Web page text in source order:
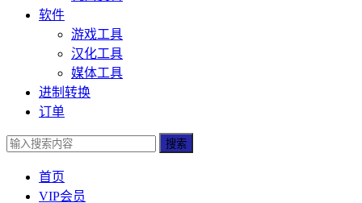
软件
游戏工具
汉化工具
媒体工具
进制转换
订单
搜索
首页
VIP会员